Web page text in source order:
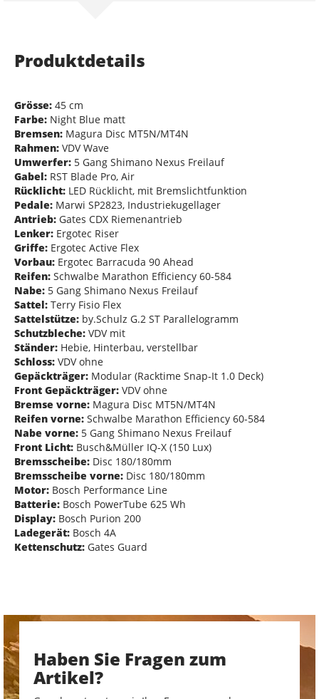
Produktdetails
Grösse: 45 cm
Farbe: Night Blue matt
Bremsen: Magura Disc MT5N/MT4N
Rahmen: VDV Wave
Umwerfer: 5 Gang Shimano Nexus Freilauf
Gabel: RST Blade Pro, Air
Rücklicht: LED Rücklicht, mit Bremslichtfunktion
Pedale: Marwi SP2823, Industriekugellager
Antrieb: Gates CDX Riemenantrieb
Lenker: Ergotec Riser
Griffe: Ergotec Active Flex
Vorbau: Ergotec Barracuda 90 Ahead
Reifen: Schwalbe Marathon Efficiency 60-584
Nabe: 5 Gang Shimano Nexus Freilauf
Sattel: Terry Fisio Flex
Sattelstütze: by.Schulz G.2 ST Parallelogramm
Schutzbleche: VDV mit
Ständer: Hebie, Hinterbau, verstellbar
Schloss: VDV ohne
Gepäckträger: Modular (Racktime Snap-It 1.0 Deck)
Front Gepäckträger: VDV ohne
Bremse vorne: Magura Disc MT5N/MT4N
Reifen vorne: Schwalbe Marathon Efficiency 60-584
Nabe vorne: 5 Gang Shimano Nexus Freilauf
Front Licht: Busch&Müller IQ-X (150 Lux)
Bremsscheibe: Disc 180/180mm
Bremsscheibe vorne: Disc 180/180mm
Motor: Bosch Performance Line
Batterie: Bosch PowerTube 625 Wh
Display: Bosch Purion 200
Ladegerät: Bosch 4A
Kettenschutz: Gates Guard
Haben Sie Fragen zum
Artikel?